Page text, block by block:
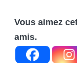
Vous aimez
amis.